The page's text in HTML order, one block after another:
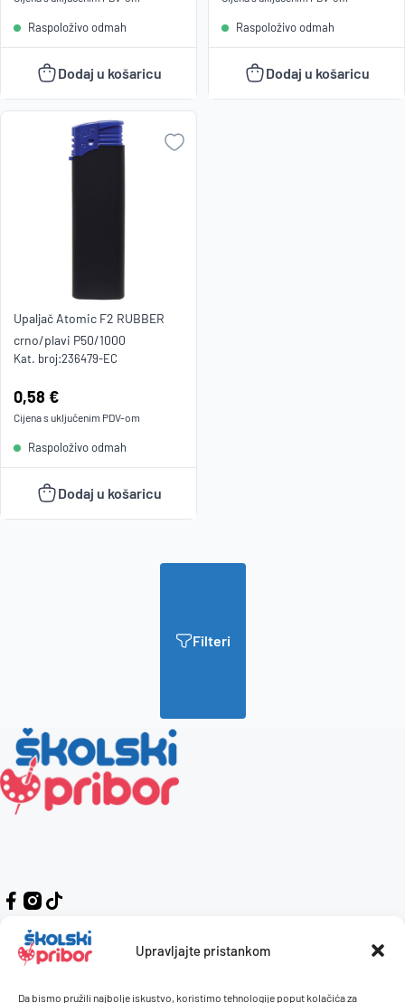
Upravljajte pristankom
Da bismo pružili najbolje iskustvo, koristimo tehnologije poput kolačića za
Raspoloživo odmah
Dodaj u košaricu
Raspoloživo odmah
Dodaj u košaricu
Upaljač Atomic F2 RUBBER
crno/plavi P50/1000
Kat. broj:236479-EC
Cijena:
0,58 €
Cijena s uključenim PDV-om
Raspoloživo odmah
Dodaj u košaricu
Filteri